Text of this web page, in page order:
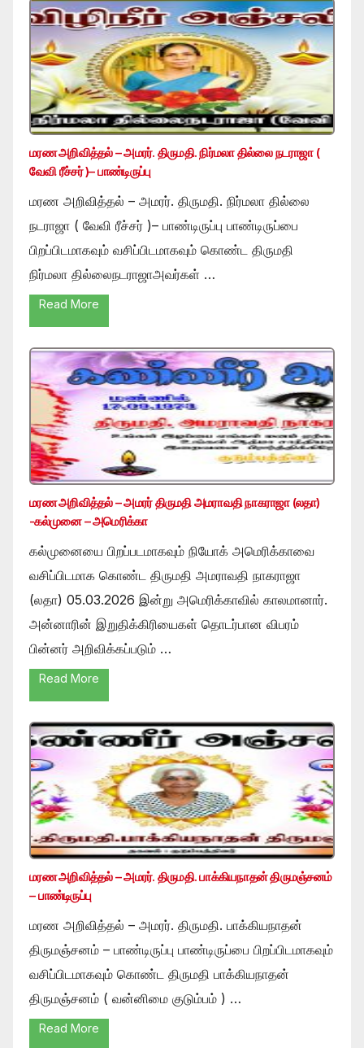
மரண அறிவித்தல் – அமரர். திருமதி. நிர்மலா தில்லை நடராஜா (
வேவி ரீச்சர் )– பாண்டிருப்பு
மரண அறிவித்தல் – அமரர். திருமதி. நிர்மலா தில்லை
நடராஜா ( வேவி ரீச்சர் )– பாண்டிருப்பு பாண்டிருப்பை
பிறப்பிடமாகவும் வசிப்பிடமாகவும் கொண்ட திருமதி
நிர்மலா தில்லைநடராஜாஅவர்கள் …
Read More
மரண அறிவித்தல் – அமரர் திருமதி அமராவதி நாகராஜா (லதா)
-கல்முனை – அமெரிக்கா
கல்முனையை பிறப்படமாகவும் நியோக் அமெரிக்காவை
வசிப்பிடமாக கொண்ட திருமதி அமராவதி நாகராஜா
(லதா) 05.03.2026 இன்று அமெரிக்காவில் காலமானார்.
அன்னாரின் இறுதிக்கிரியைகள் தொடர்பான விபரம்
பின்னர் அறிவிக்கப்படும் …
Read More
மரண அறிவித்தல் – அமரர். திருமதி. பாக்கியநாதன் திருமஞ்சனம்
– பாண்டிருப்பு
மரண அறிவித்தல் – அமரர். திருமதி. பாக்கியநாதன்
திருமஞ்சனம் – பாண்டிருப்பு பாண்டிருப்பை பிறப்பிடமாகவும்
வசிப்பிடமாகவும் கொண்ட திருமதி பாக்கியநாதன்
திருமஞ்சனம் ( வன்னிமை குடும்பம் ) …
Read More